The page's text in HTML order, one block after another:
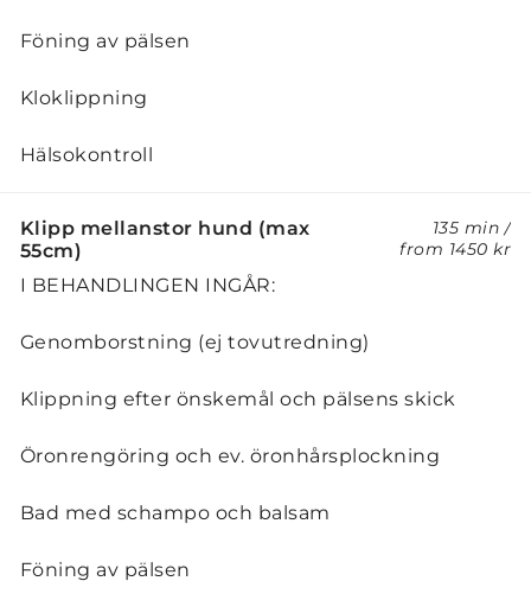
Föning av pälsen
Kloklippning
Hälsokontroll
Klipp mellanstor hund (max
55cm)
135 min/
from 1450 kr
I BEHANDLINGEN INGÅR:
Genomborstning (ej tovutredning)
Klippning efter önskemål och pälsens skick
Öronrengöring och ev. öronhårsplockning
Bad med schampo och balsam
Föning av pälsen